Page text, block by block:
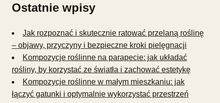
Ostatnie wpisy
Jak rozpoznać i skutecznie ratować przelaną roślinę
– objawy, przyczyny i bezpieczne kroki pielęgnacji
Kompozycje roślinne na parapecie: jak układać
rośliny, by korzystać ze światła i zachować estetykę
Kompozycje roślinne w małym mieszkaniu: jak
łączyć gatunki i optymalnie wykorzystać przestrzeń